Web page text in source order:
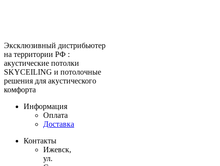
Эксклюзивный дистрибьютер
на территории РФ :
акустические потолки
SKYCEILING и потолочные
решения для акустического
комфорта
Информация
Оплата
Доставка
Контакты
Ижевск,
ул.